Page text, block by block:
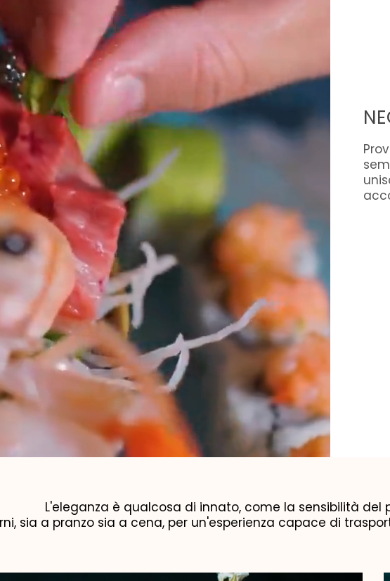
L'eleganza è qualcosa di innato, come la sensibilità del
sia a pranzo sia a cena, per un'esperienza capace di